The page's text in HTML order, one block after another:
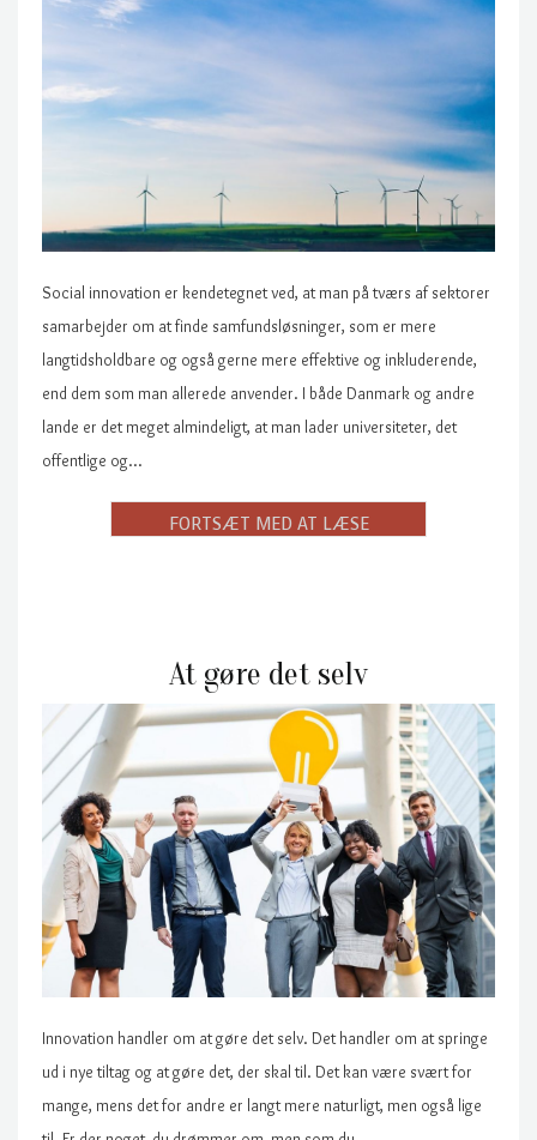
Social innovation er kendetegnet ved, at man på tværs af sektorer
samarbejder om at finde samfundsløsninger, som er mere
langtidsholdbare og også gerne mere effektive og inkluderende,
end dem som man allerede anvender. I både Danmark og andre
lande er det meget almindeligt, at man lader universiteter, det
offentlige og…
At gøre det selv
Innovation handler om at gøre det selv. Det handler om at springe
ud i nye tiltag og at gøre det, der skal til. Det kan være svært for
mange, mens det for andre er langt mere naturligt, men også lige